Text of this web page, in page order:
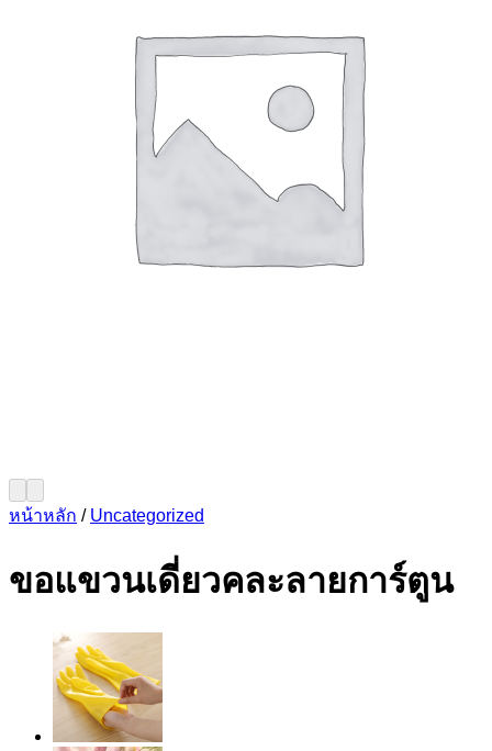
หน้าหลัก / Uncategorized
ขอแขวนเดี่ยวคละลายการ์ตูน